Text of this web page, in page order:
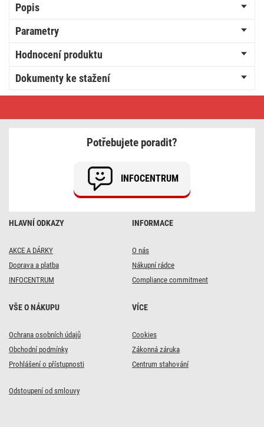
Popis
Parametry
Hodnocení produktu
Dokumenty ke stažení
HLAVNÍ ODKAZY
AKCE A DÁRKY
Doprava a platba
INFOCENTRUM
INFORMACE
O nás
Nákupní rádce
Compliance commitment
VŠE O NÁKUPU
Ochrana osobních údajů
Obchodní podmínky
Prohlášení o přístupnosti
VÍCE
Cookies
Zákonná záruka
Centrum stahování
Odstoupení od smlouvy
Potřebujete poradit?
INFOCENTRUM